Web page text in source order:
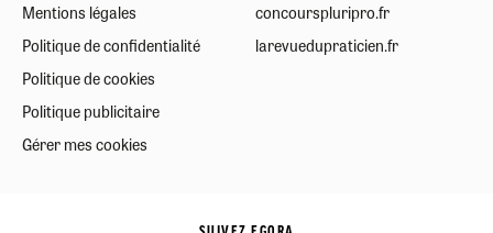
Mentions légales
Politique de confidentialité
Politique de cookies
Politique publicitaire
Gérer mes cookies
concourspluripro.fr
larevuedupraticien.fr